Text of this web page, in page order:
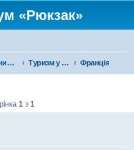
«Рюкзак»
Закордонний туризм Туризм у Європі Франція
1 з 1